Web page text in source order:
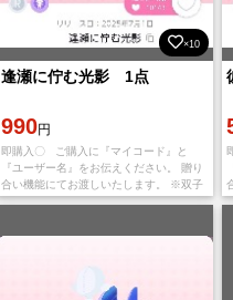
×10
逢瀬に佇む光影 1点
990円
即購入〇 ご購入に『マイコード』と
『ユーザー名』をお伝えください。 贈り
合い機能にてお渡しいたします。 ※双子
分ご希望の場合はお申し付けください ハ